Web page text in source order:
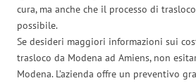
cura, ma anche che il processo di
possibile.
Se desideri maggiori informazioni sui
trasloco da Modena ad Amiens, non
Modena. L’azienda offre un preventivo